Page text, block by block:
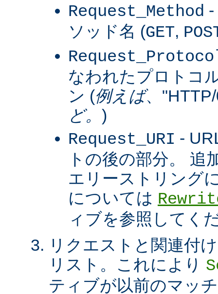
Request_Method
ソッド名 (GET,
なわれたプロトコ
ン (例えば、
ど。 )
Request_URI -
トの後の部分。 追
エリーストリング
については
ィブを参照してく
リクエストと関連付
リスト。これにより
ティブが以前のマッ